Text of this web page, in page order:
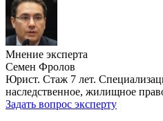
Мнение эксперта
Семен Фролов
Юрист. Стаж 7 лет.
наследственное, жилищное
Задать вопрос эксперту